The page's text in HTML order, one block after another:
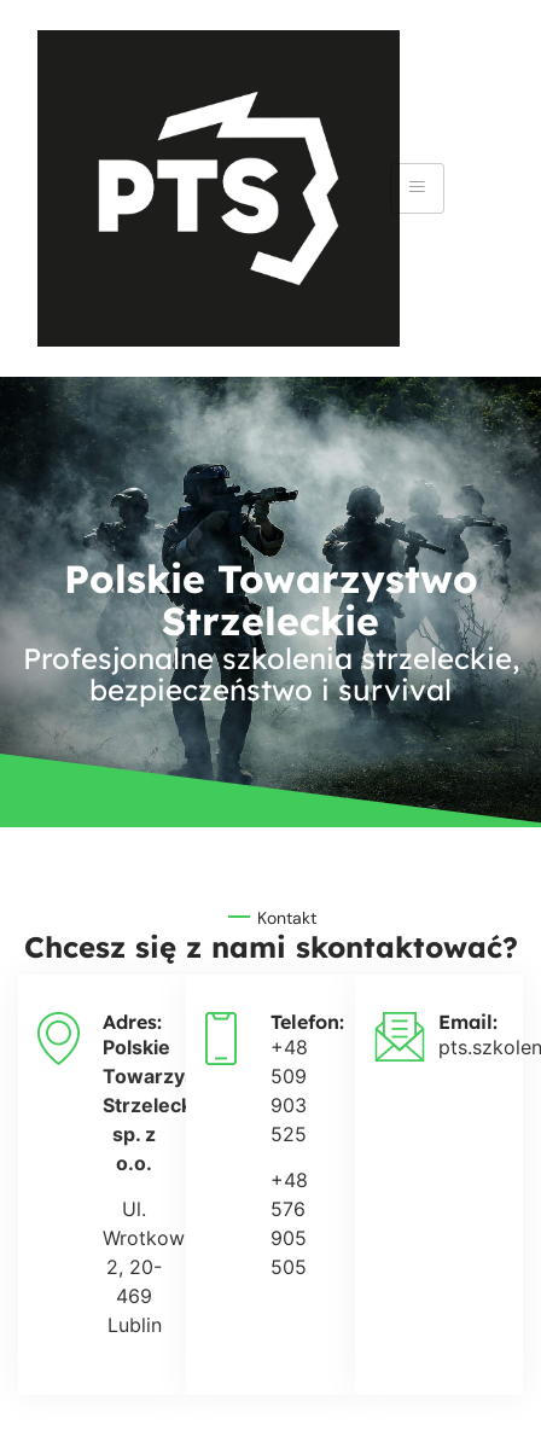
Polskie Towarzystwo
Strzeleckie
Profesjonalne szkolenia strzeleckie,
bezpieczeństwo i survival
Kontakt
Chcesz się z nami skontaktować?
Adres:
Polskie
Towarzystwo
Strzeleckie
sp. z
o.o.
Ul.
Wrotkowska
2, 20-
469
Lublin
Telefon:
+48
509
903
525
+48
576
905
505
Email: